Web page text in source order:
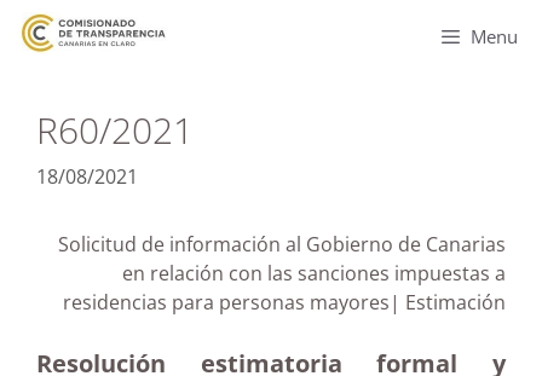
Menu
R60/2021
18/08/2021
Solicitud de información al Gobierno de Canarias
en relación con las sanciones impuestas a
residencias para personas mayores| Estimación
Resolución estimatoria formal y